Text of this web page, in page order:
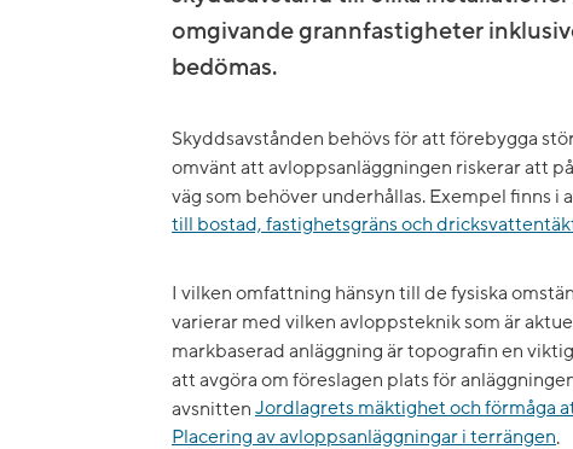
omgivande grannfastigheter
bedömas.
Skyddsavstånden behövs för att förebygga
omvänt att avloppsanläggningen riskerar att
väg som behöver underhållas. Exempel finns i
till bostad, fastighetsgräns och
I vilken omfattning hänsyn till de fysiska
varierar med vilken avloppsteknik som är
markbaserad anläggning är topografin en
att avgöra om föreslagen plats för
avsnitten Jordlagrets mäktighet och förmåga
Placering av avloppsanläggningar i terrängen.